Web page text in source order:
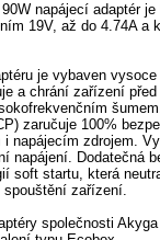
napájecí adaptér
19V, až do 4.74A a
je vybaven
a chrání zařízení
zaručuje 100%
napájecím zdrojem.
napájení. Dodatečná
soft startu, která
spouštění zařízení.
společnosti